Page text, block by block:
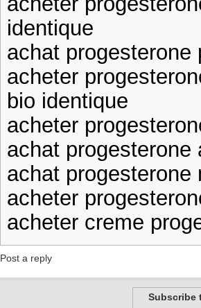
identique
achat progesterone
acheter
bio identique
acheter
achat progesterone
achat progesterone
acheter
acheter creme
Post a reply
Subscribe